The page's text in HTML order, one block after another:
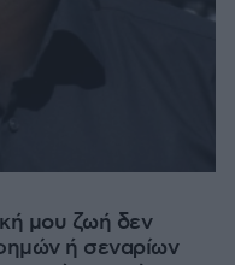
μου ζωή δεν
φημών ή σεναρίων